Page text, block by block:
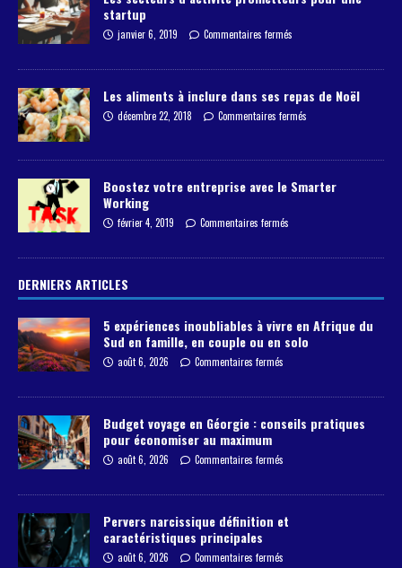
startup
janvier 6, 2019 Commentaires fermés
Les aliments à inclure dans ses repas de Noël
décembre 22, 2018 Commentaires fermés
Boostez votre entreprise avec le Smarter
Working
février 4, 2019 Commentaires fermés
DERNIERS ARTICLES
5 expériences inoubliables à vivre en Afrique du
Sud en famille, en couple ou en solo
août 6, 2026 Commentaires fermés
Budget voyage en Géorgie : conseils pratiques
pour économiser au maximum
août 6, 2026 Commentaires fermés
Pervers narcissique définition et
caractéristiques principales
août 6, 2026 Commentaires fermés